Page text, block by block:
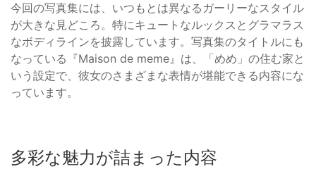
今回の写真集には、いつもとは異なるガーリーなスタイル
が大きな見どころ。特にキュートなルックスとグラマラス
なボディラインを披露しています。写真集のタイトルにも
なっている『Maison de meme』は、「めめ」の住む家と
いう設定で、彼女のさまざまな表情が堪能できる内容にな
っています。
多彩な魅力が詰まった内容